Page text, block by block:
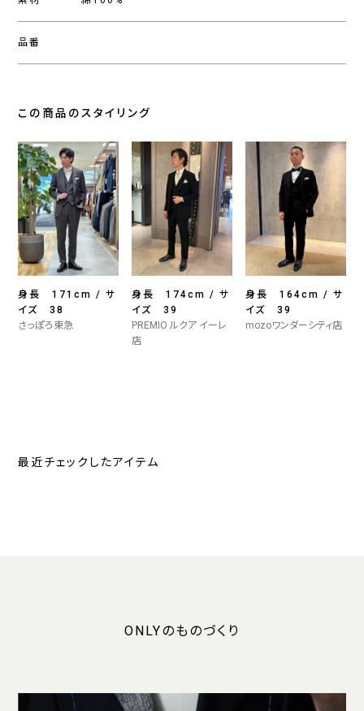
品番
この商品のスタイリング
身長 171cm / サ
イズ 38
さっぽろ東急
身長 174cm / サ
イズ 39
PREMIO ルクア イーレ
店
身長 164cm / サ
イズ 39
mozoワンダーシティ店
最近チェックしたアイテム
ONLYのものづくり